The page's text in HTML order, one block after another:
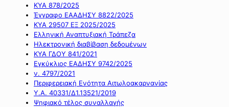
ΚΥΑ 878/2025
Έγγραφο ΕΑΑΔΗΣΥ 8822/2025
ΚΥΑ 29507 ΕΞ 2025/2025
Ελληνική Αναπτυξιακή Τράπεζα
Ηλεκτρονική διαβίβαση δεδομένων
ΚΥΑ ΓΔΟΥ 841/2021
Εγκύκλιος ΕΑΔΗΣΥ 9742/2025
ν. 4797/2021
Περιφερειακή Ενότητα Αιτωλοακαρνανίας
Υ.Α. 40331/Δ1.13521/2019
Ψηφιακό τέλος συναλλαγής